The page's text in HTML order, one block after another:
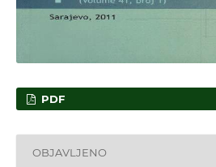
PDF
OBJAVLJENO